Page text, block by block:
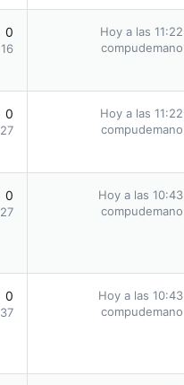
0
16
Hoy a las 11:22
compudemano
0
27
Hoy a las 11:22
compudemano
0
27
Hoy a las 10:43
compudemano
0
37
Hoy a las 10:43
compudemano